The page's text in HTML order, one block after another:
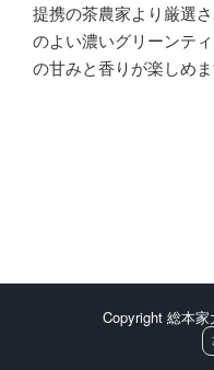
提携の茶農家より厳選
のよい濃いグリーンテ
の甘みと香りが楽しめま
Copyright 総本